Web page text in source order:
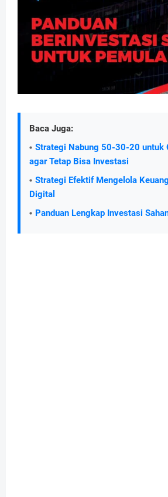
Baca Juga:
Strategi Nabung 50-30-20 untuk
agar Tetap Bisa Investasi
Strategi Efektif Mengelola
Digital
Panduan Lengkap Investasi